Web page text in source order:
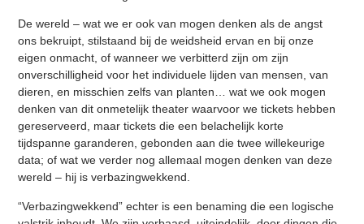
De wereld – wat we er ook van mogen denken als de angst
ons bekruipt, stilstaand bij de weidsheid ervan en bij onze
eigen onmacht, of wanneer we verbitterd zijn om zijn
onverschilligheid voor het individuele lijden van mensen, van
dieren, en misschien zelfs van planten… wat we ook mogen
denken van dit onmetelijk theater waarvoor we tickets hebben
gereserveerd, maar tickets die een belachelijk korte
tijdspanne garanderen, gebonden aan die twee willekeurige
data; of wat we verder nog allemaal mogen denken van deze
wereld – hij is verbazingwekkend.
“Verbazingwekkend” echter is een benaming die een logische